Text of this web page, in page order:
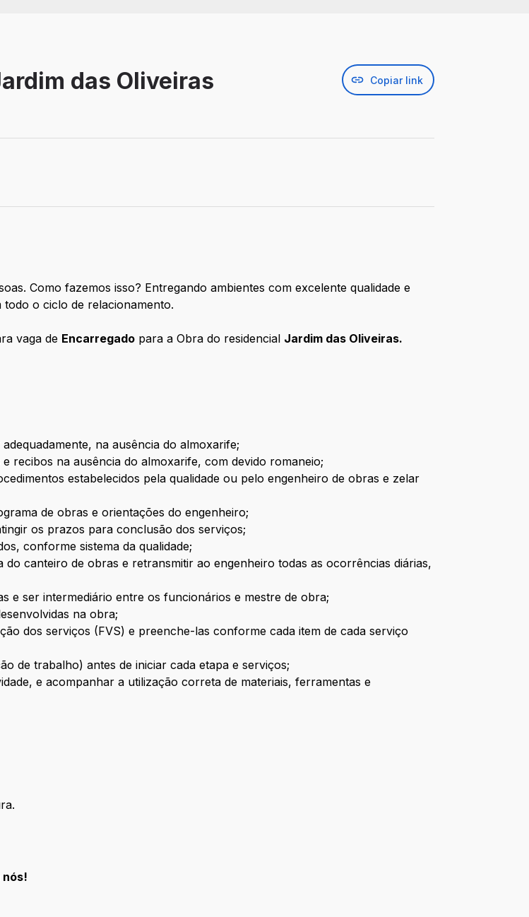
das Oliveiras Copiar link
Como fazemos isso? Entregando ambientes com excelente qualidade e
o ciclo de relacionamento.
vaga de Encarregado para a Obra do residencial Jardim das Oliveiras.
na ausência do almoxarife;
recibos na ausência do almoxarife, com devido romaneio;
estabelecidos pela qualidade ou pelo engenheiro de obras e zelar
de obras e orientações do engenheiro;
os prazos para conclusão dos serviços;
conforme sistema da qualidade;
canteiro de obras e retransmitir ao engenheiro todas as ocorrências diárias,
e ser intermediário entre os funcionários e mestre de obra;
na obra;
dos serviços (FVS) e preenche-las conforme cada item de cada serviço
de trabalho) antes de iniciar cada etapa e serviços;
e acompanhar a utilização correta de materiais, ferramentas e
nós!